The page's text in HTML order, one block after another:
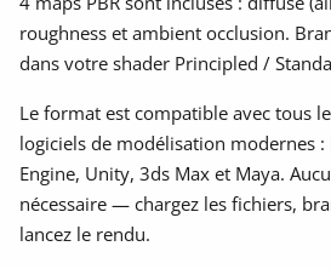
roughness et ambient occlusion.
dans votre shader Principled /
Le format est compatible avec tous
logiciels de modélisation modernes :
Engine, Unity, 3ds Max et Maya.
nécessaire — chargez les fichiers,
lancez le rendu.